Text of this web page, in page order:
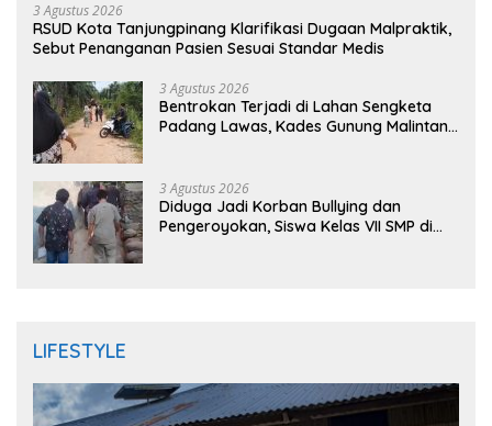
3 Agustus 2026
RSUD Kota Tanjungpinang Klarifikasi Dugaan Malpraktik,
Sebut Penanganan Pasien Sesuai Standar Medis
3 Agustus 2026
Bentrokan Terjadi di Lahan Sengketa
Padang Lawas, Kades Gunung Malintang
3 Agustus 2026
Diduga Jadi Korban Bullying dan
Pengeroyokan, Siswa Kelas VII SMP di
LIFESTYLE